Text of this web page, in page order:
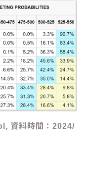
資料時間：2024/